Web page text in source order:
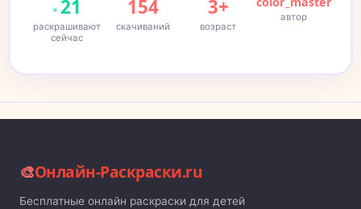
21
раскрашивают
сейчас
154
скачиваний
3+
возраст
автор
🎨Онлайн-Раскраски.ru
Бесплатные онлайн раскраски для детей